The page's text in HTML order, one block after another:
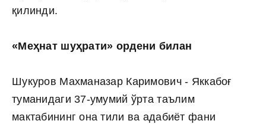
қилинди.
«Меҳнат шуҳрати» ордени билан
Шукуров Махманазар Каримович - Яккабоғ
туманидаги 37-умумий ўрта таълим
мактабининг она тили ва адабиёт фани